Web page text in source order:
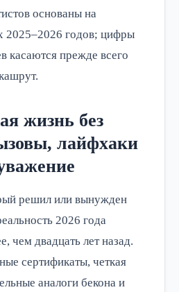
основаны на
2025–2026 годов; цифры
касаются прежде всего
жизнь без
лайфхаки
решил или вынужден
2026 года
чем двадцать лет назад.
сертификаты, четкая
аналоги бекона и